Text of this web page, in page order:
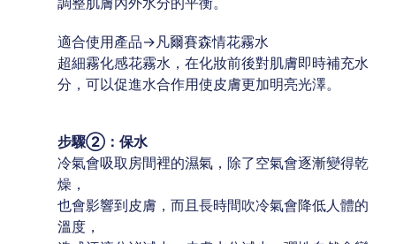
適合使用產品→凡爾賽森情花霧水
超細霧化感花霧水，在化妝前後對肌膚即時補充水
分，可以促進水合作用使皮膚更加明亮光澤。
步驟②：保水
冷氣會吸取房間裡的濕氣，除了空氣會逐漸變得乾
燥，
也會影響到皮膚，而且長時間吹冷氣會降低人體的
溫度，